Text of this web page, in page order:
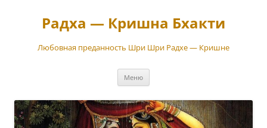
содержимому
Радха — Кришна Бхакти
Любовная преданность Шри Шри Радхе — Кришне
Меню